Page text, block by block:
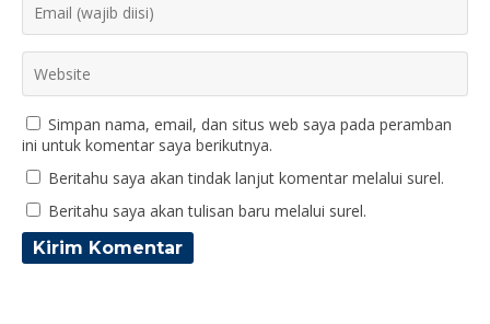
Simpan nama, email, dan situs web saya pada peramban
ini untuk komentar saya berikutnya.
Beritahu saya akan tindak lanjut komentar melalui surel.
Beritahu saya akan tulisan baru melalui surel.